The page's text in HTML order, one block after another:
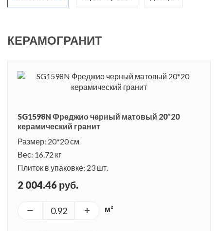
КЕРАМОГРАНИТ
SG1598N Фреджио черный матовый 20*20
керамический гранит
Размер: 20*20 см
Вес: 16.72 кг
Плиток в упаковке: 23 шт.
2 004.46 руб.
м²